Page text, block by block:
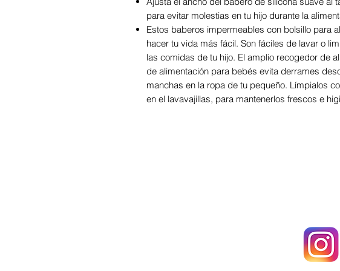
para evitar molestias en tu hijo durante la
Estos baberos impermeables con bolsillo para
hacer tu vida más fácil. Son fáciles de lavar o
las comidas de tu hijo. El amplio recogedor de
de alimentación para bebés evita derrames
manchas en la ropa de tu pequeño. Límpialos
en el lavavajillas, para mantenerlos frescos e